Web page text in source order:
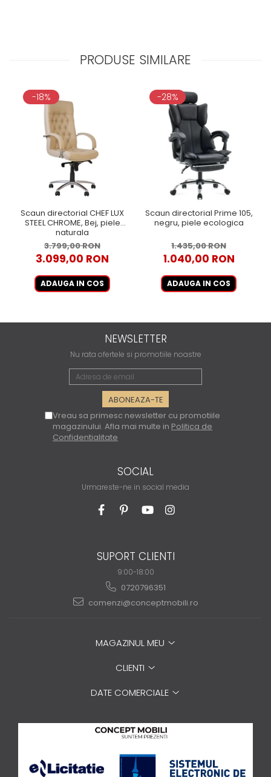
PRODUSE SIMILARE
-18%
Scaun directorial CHEF LUX
STEEL CHROME, Bej, piele
naturala
3.799,00 RON
3.099,00 RON
ADAUGA IN COS
-28%
Scaun directorial Prime 105,
negru, piele ecologica
1.435,00 RON
1.040,00 RON
ADAUGA IN COS
NEWSLETTER
Nu rata ofertele si promotiile noastre
Vreau sa primesc newsletter cu promotiile
magazinului. Afla mai multe in Politica de
Confidentialitate
SOCIAL
Urmareste-ne in social media
SUPORT CLIENTI
9:00-18:00
0720796351
comenzi@conceptmobili.ro
MAGAZINUL MEU
CLIENTI
DATE COMERCIALE